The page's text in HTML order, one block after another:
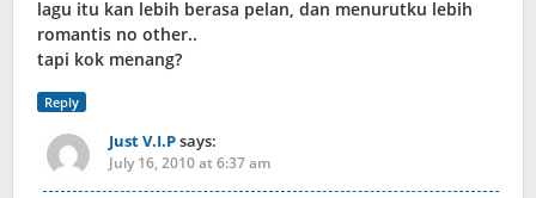
lagu itu kan lebih berasa pelan, dan menurutku lebih
romantis no other..
tapi kok menang?
Reply
Just V.I.Psays:
July 16, 2010 at 6:37 am